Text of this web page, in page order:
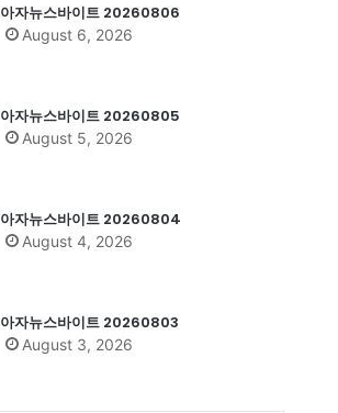
아자뉴스바이트 20260806
August 6, 2026
아자뉴스바이트 20260805
August 5, 2026
아자뉴스바이트 20260804
August 4, 2026
아자뉴스바이트 20260803
August 3, 2026